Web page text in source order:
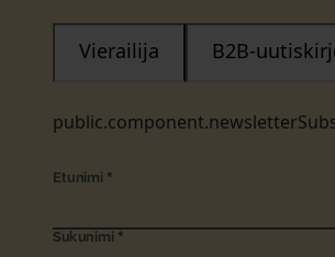
Vierailija B2B-
Etunimi *
Sukunimi *